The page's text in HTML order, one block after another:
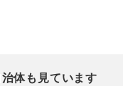
体も見ています